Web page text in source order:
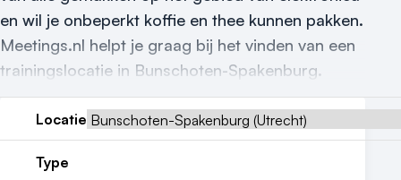
Contact
en wil je onbeperkt koffie en thee kunnen pakken.
Meetings.nl helpt je graag bij het vinden van een
trainingslocatie in Bunschoten-Spakenburg.
Locatie
Type